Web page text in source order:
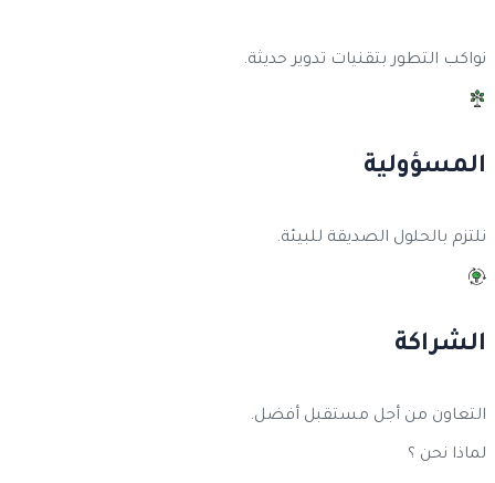
نواكب التطور بتقنيات تدوير حديثة.
المسؤولية
نلتزم بالحلول الصديقة للبيئة.
الشراكة
التعاون من أجل مستقبل أفضل.
لماذا نحن ؟